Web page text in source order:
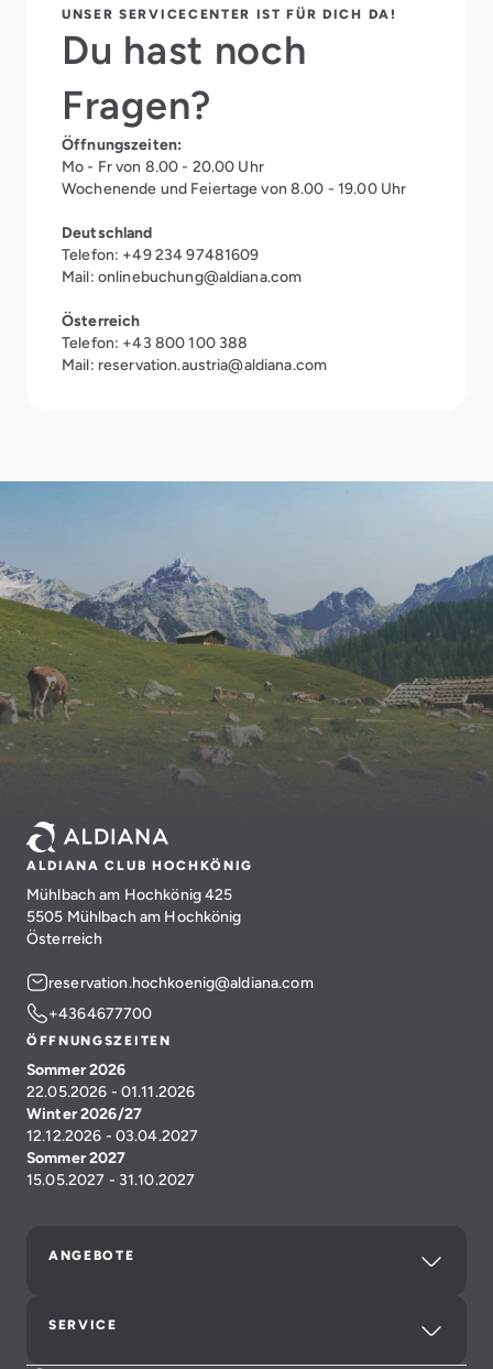
UNSER SERVICECENTER IST FÜR DICH DA!
Du hast noch
Fragen?
Öffnungszeiten:
Mo - Fr von 8.00 - 20.00 Uhr
Wochenende und Feiertage von 8.00 - 19.00 Uhr
Deutschland
Telefon: +49 234 97481609
Mail: onlinebuchung@aldiana.com
Österreich
Telefon: +43 800 100 388
Mail: reservation.austria@aldiana.com
ALDIANA CLUB HOCHKÖNIG
Mühlbach am Hochkönig 425
5505 Mühlbach am Hochkönig
Österreich
reservation.hochkoenig@aldiana.com
+4364677700
ÖFFNUNGSZEITEN
Sommer 2026
22.05.2026 - 01.11.2026
Winter 2026/27
12.12.2026 - 03.04.2027
Sommer 2027
15.05.2027 - 31.10.2027
ANGEBOTE
SERVICE